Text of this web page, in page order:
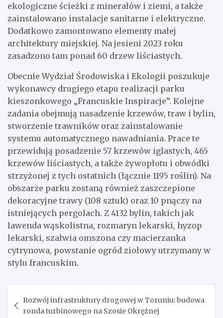
ekologiczne ścieżki z minerałów i ziemi, a także
zainstalowano instalacje sanitarne i elektryczne.
Dodatkowo zamontowano elementy małej
architektury miejskiej. Na jesieni 2023 roku
zasadzono tam ponad 60 drzew liściastych.
Obecnie Wydział Środowiska i Ekologii poszukuje
wykonawcy drugiego etapu realizacji parku
kieszonkowego „Francuskie Inspiracje”. Kolejne
zadania obejmują nasadzenie krzewów, traw i bylin,
stworzenie trawników oraz zainstalowanie
systemu automatycznego nawadniania. Prace te
przewidują posadzenie 57 krzewów iglastych, 465
krzewów liściastych, a także żywopłotu i obwódki
strzyżonej z tych ostatnich (łącznie 1195 roślin). Na
obszarze parku zostaną również zaszczepione
dekoracyjne trawy (108 sztuk) oraz 10 pnączy na
istniejących pergolach. Z 4132 bylin, takich jak
lawenda wąskolistna, rozmaryn lekarski, hyzop
lekarski, szałwia omszona czy macierzanka
cytrynowa, powstanie ogród ziołowy utrzymany w
stylu francuskim.
wpisu
Rozwój infrastruktury drogowej w Toruniu: budowa
ronda turbinowego na Szosie Okrężnej